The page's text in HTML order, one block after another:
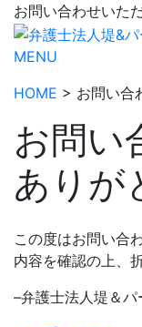
お問い合わせいた
MENU
HOME > お問い合
お問い
ありが
この度はお問い合
内容を確認の上、
–弁護士法人堤＆